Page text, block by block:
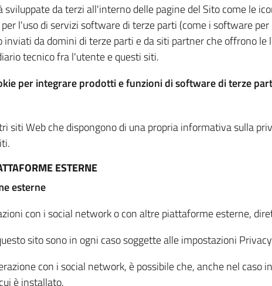
da terzi all'interno delle pagine del Sito come le
l'uso di servizi software di terze parti (come i software
da domini di terze parti e da siti partner che offrono
tecnico fra l'utente e questi siti.
per integrare prodotti e funzioni di software di terze
siti Web che dispongono di una propria informativa sulla
ESTERNE
esterne
con i social network o con altre piattaforme esterne,
sito sono in ogni caso soggette alle impostazioni
con i social network, è possibile che, anche nel caso
è installato.